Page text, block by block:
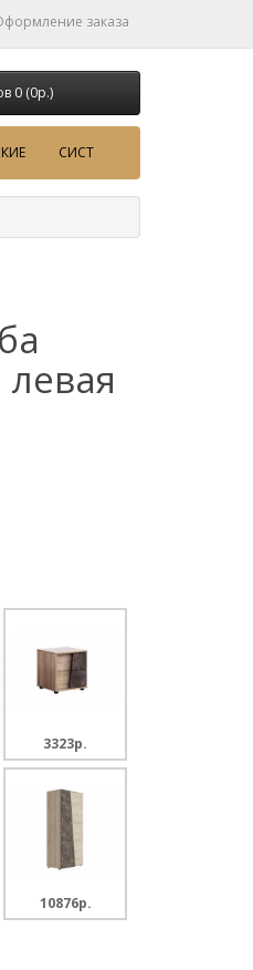
заказа
0 (0p.)
СИСТ
3323p.
10876p.